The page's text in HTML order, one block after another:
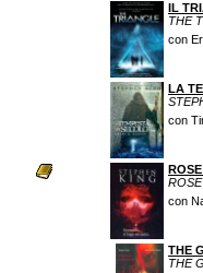
IL
THE
con
LA
con
con
THE
THE